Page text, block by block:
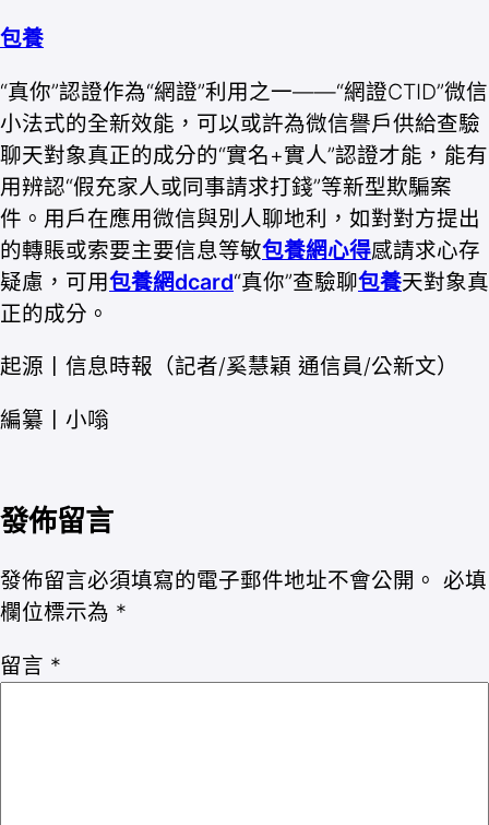
包養
“真你”認證作為“網證”利用之一——“網證CTID”微信
小法式的全新效能，可以或許為微信譽戶供給查驗
聊天對象真正的成分的“實名+實人”認證才能，能有
用辨認“假充家人或同事請求打錢”等新型欺騙案
件。用戶在應用微信與別人聊地利，如對對方提出
的轉賬或索要主要信息等敏包養網心得感請求心存
疑慮，可用包養網dcard“真你”查驗聊包養天對象真
正的成分。
起源丨信息時報（記者/奚慧穎 通信員/公新文）
編纂丨小嗡
發佈留言
發佈留言必須填寫的電子郵件地址不會公開。 必填
欄位標示為 *
留言 *